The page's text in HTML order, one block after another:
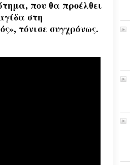
που θα προέλθει
στη
τόνισε συγχρόνως.